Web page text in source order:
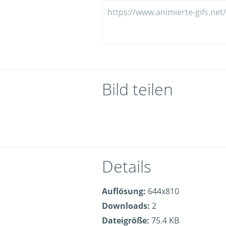
Bild teilen
Details
Auflösung: 644x810
Downloads: 2
Dateigröße: 75.4 KB